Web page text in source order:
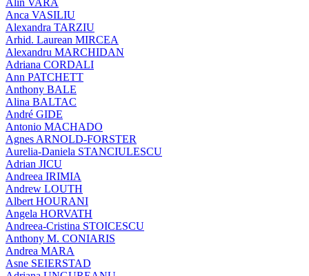
Anca VASILIU
Alexandra TARZIU
Arhid. Laurean MIRCEA
Alexandru MARCHIDAN
Adriana CORDALI
Ann PATCHETT
Anthony BALE
Alina BALTAC
André GIDE
Antonio MACHADO
Agnes ARNOLD-FORSTER
Aurelia-Daniela STANCIULESCU
Adrian JICU
Andreea IRIMIA
Andrew LOUTH
Albert HOURANI
Angela HORVATH
Andreea-Cristina STOICESCU
Anthony M. CONIARIS
Andrea MARA
Asne SEIERSTAD